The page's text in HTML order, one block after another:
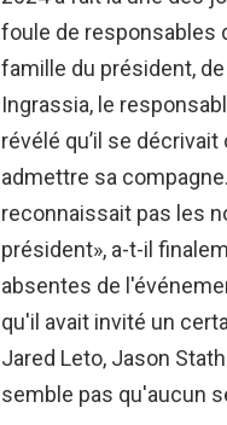
foule de responsables
famille du président,
Ingrassia, le
révélé qu’il se
admettre sa
reconnaissait pas les
président», a-t-il
absentes de
qu'il avait invité un
Jared Leto, Jason
semble pas qu'aucun